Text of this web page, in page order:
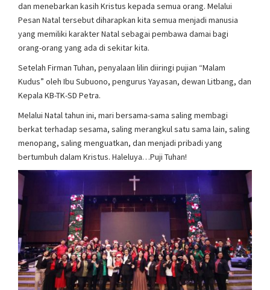
dan menebarkan kasih Kristus kepada semua orang. Melalui
Pesan Natal tersebut diharapkan kita semua menjadi manusia
yang memiliki karakter Natal sebagai pembawa damai bagi
orang-orang yang ada di sekitar kita.
Setelah Firman Tuhan, penyalaan lilin diiringi pujian “Malam
Kudus” oleh Ibu Subuono, pengurus Yayasan, dewan Litbang, dan
Kepala KB-TK-SD Petra.
Melalui Natal tahun ini, mari bersama-sama saling membagi
berkat terhadap sesama, saling merangkul satu sama lain, saling
menopang, saling menguatkan, dan menjadi pribadi yang
bertumbuh dalam Kristus. Haleluya…Puji Tuhan!